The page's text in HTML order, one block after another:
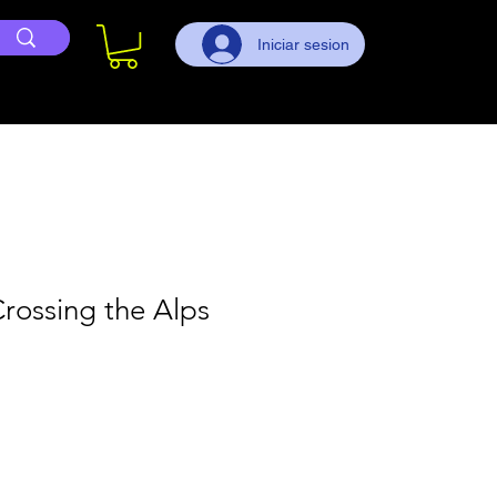
Iniciar sesion
the Alps